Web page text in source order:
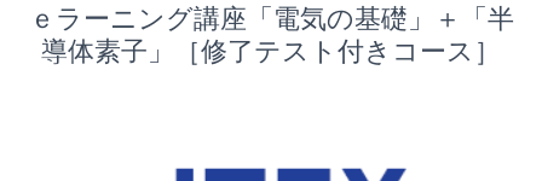
ｅラーニング講座「電気の基礎」＋「半
導体素子」［修了テスト付きコース］